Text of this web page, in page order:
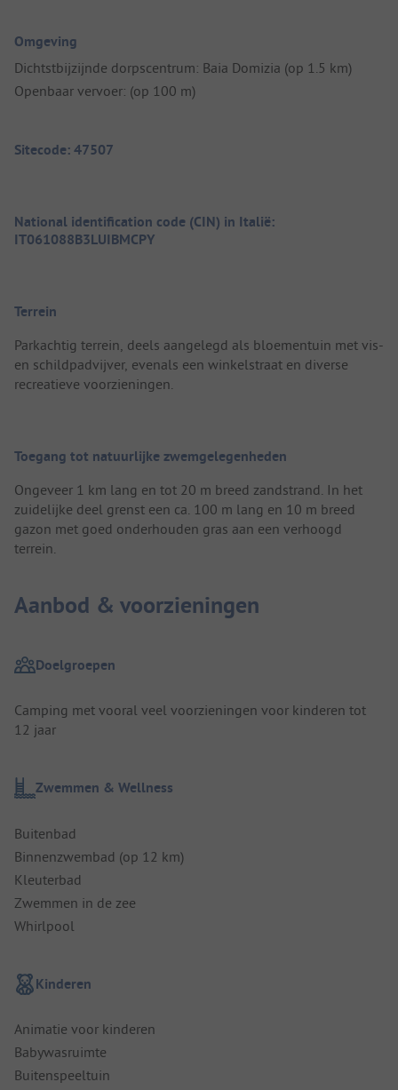
Omgeving
Dichtstbijzijnde dorpscentrum: Baia Domizia (op 1.5 km)
Openbaar vervoer: (op 100 m)
Sitecode: 47507
National identification code (CIN) in Italië:
IT061088B3LUIBMCPY
Terrein
Parkachtig terrein, deels aangelegd als bloementuin met vis-
en schildpadvijver, evenals een winkelstraat en diverse
recreatieve voorzieningen.
Toegang tot natuurlijke zwemgelegenheden
Ongeveer 1 km lang en tot 20 m breed zandstrand. In het
zuidelijke deel grenst een ca. 100 m lang en 10 m breed
gazon met goed onderhouden gras aan een verhoogd
terrein.
Aanbod & voorzieningen
Doelgroepen
Camping met vooral veel voorzieningen voor kinderen tot
12 jaar
Zwemmen & Wellness
Buitenbad
Binnenzwembad (op 12 km)
Kleuterbad
Zwemmen in de zee
Whirlpool
Kinderen
Animatie voor kinderen
Babywasruimte
Buitenspeeltuin